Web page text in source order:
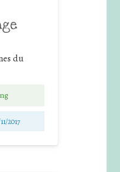
du
2017